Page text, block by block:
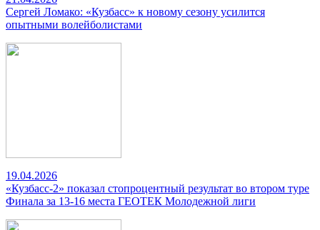
Сергей Ломако: «Кузбасс» к новому сезону усилится
опытными волейболистами
19.04.2026
«Кузбасс-2» показал стопроцентный результат во втором туре
Финала за 13-16 места ГЕОТЕК Молодежной лиги